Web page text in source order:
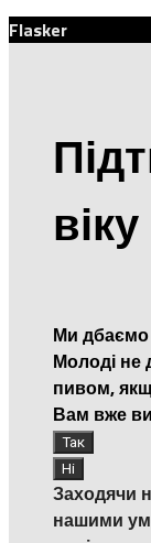
Flasker
віку
Ми дбаємо
Молоді не
пивом,
Вам вже
Заходячи
нашими